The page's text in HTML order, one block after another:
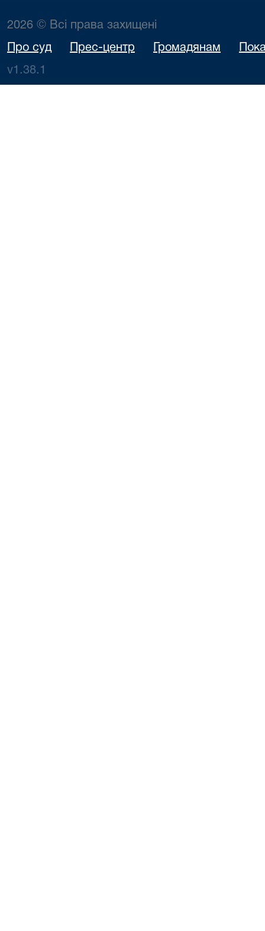
2026 © Всі права захищені
Про суд Прес-центр Громадянам
v1.38.1